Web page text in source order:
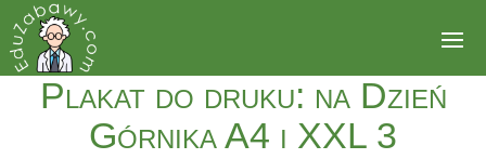
Plakat do druku: na Dzień
Górnika A4 i XXL 3